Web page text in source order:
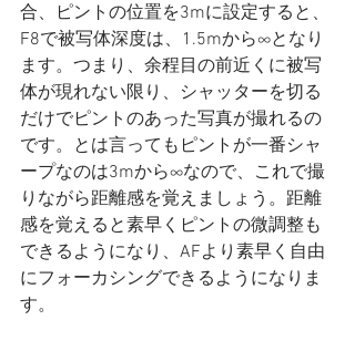
合、ピントの位置を3mに設定すると、
F8で被写体深度は、1.5mから∞となり
ます。つまり、余程目の前近くに被写
体が現れない限り、シャッターを切る
だけでピントのあった写真が撮れるの
です。とは言ってもピントが一番シャ
ープなのは3mから∞なので、これで撮
りながら距離感を覚えましょう。距離
感を覚えると素早くピントの微調整も
できるようになり、AFより素早く自由
にフォーカシングできるようになりま
す。